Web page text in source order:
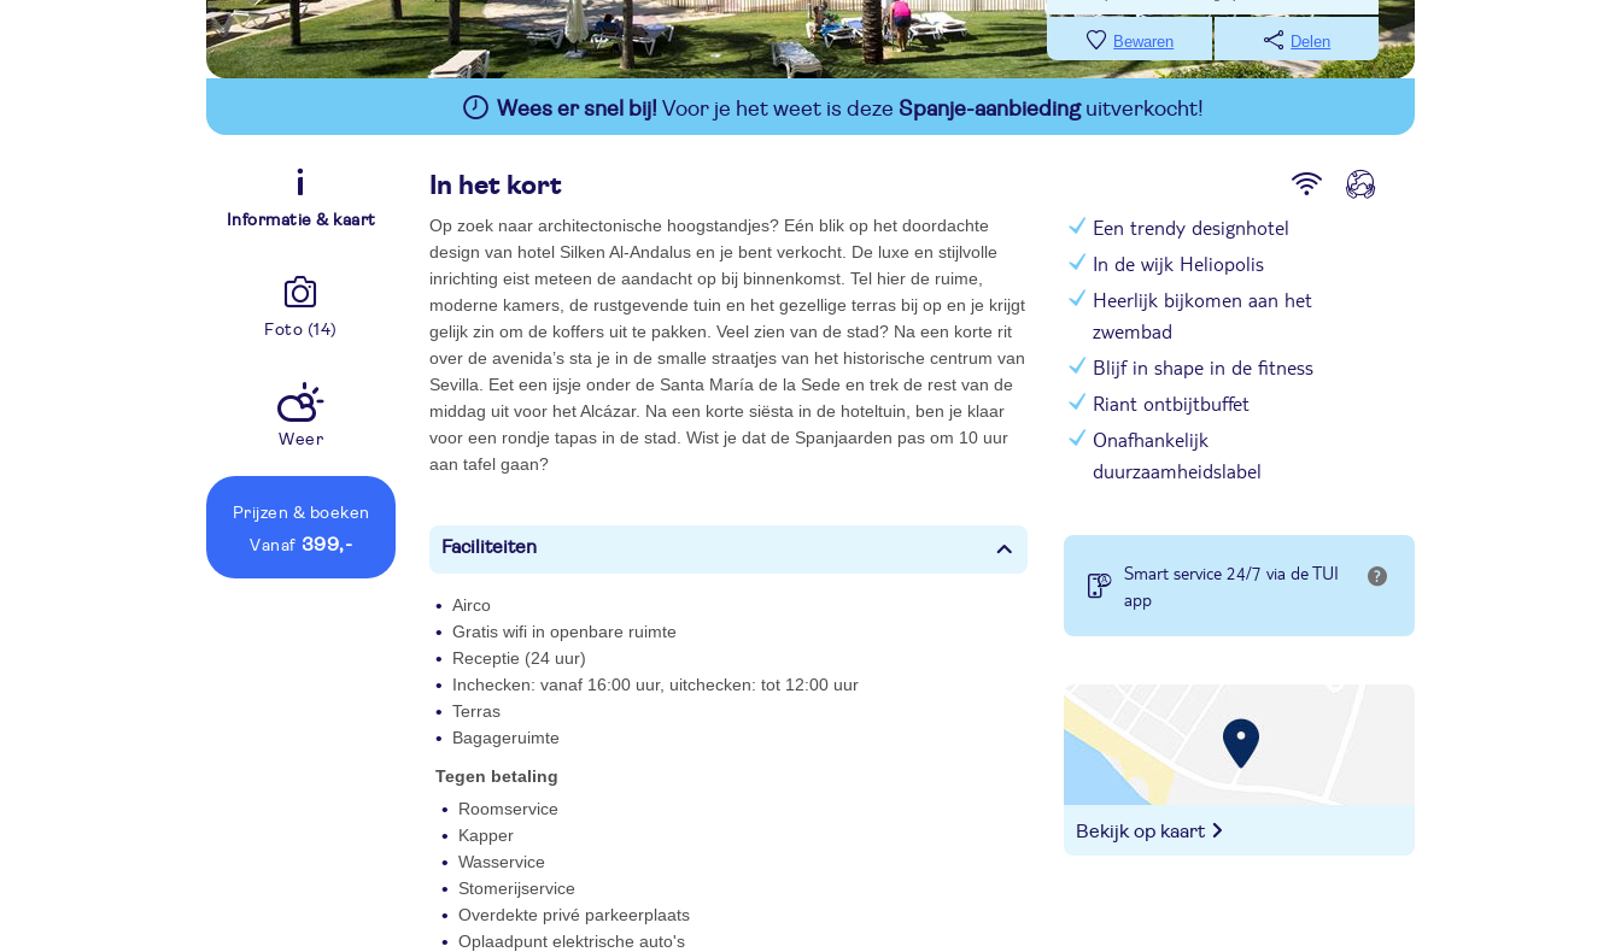
Bewaren Delen
Wees er snel bij! Voor je het weet is deze Spanje-aanbiedinguitverkocht!
Informatie & kaart
Foto (14)
Weer
Prijzen & boeken
vanaf 399,-
In het kort
Op zoek naar architectonische hoogstandjes? Eén blik op het doordachte
design van hotel Silken Al-Andalus en je bent verkocht. De luxe en stijlvolle
inrichting eist meteen de aandacht op bij binnenkomst. Tel hier de ruime,
moderne kamers, de rustgevende tuin en het gezellige terras bij op en je krijgt
gelijk zin om de koffers uit te pakken. Veel zien van de stad? Na een korte rit
over de avenida’s sta je in de smalle straatjes van het historische centrum van
Sevilla. Eet een ijsje onder de Santa María de la Sede en trek de rest van de
middag uit voor het Alcázar. Na een korte siësta in de hoteltuin, ben je klaar
voor een rondje tapas in de stad. Wist je dat de Spanjaarden pas om 10 uur
aan tafel gaan?
Faciliteiten
Airco
Gratis wifi in openbare ruimte
Receptie (24 uur)
Inchecken: vanaf 16:00 uur, uitchecken: tot 12:00 uur
Terras
Bagageruimte
Tegen betaling
Roomservice
Kapper
Wasservice
Stomerijservice
Overdekte privé parkeerplaats
Oplaadpunt elektrische auto's
Een trendy designhotel
In de wijk Heliopolis
Heerlijk bijkomen aan het
zwembad
Blijf in shape in de fitness
Riant ontbijtbuffet
Onafhankelijk
duurzaamheidslabel
Smart service 24/7 via de TUI
app
Bekijk op kaart